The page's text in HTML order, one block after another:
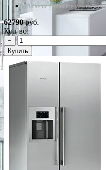
*Наличие уточняйте у менеджера
62790руб.
Кол-во:
−
Купить